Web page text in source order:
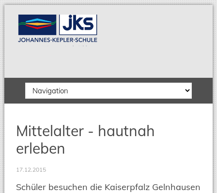
Zielseite
Mittelalter - hautnah
erleben
17.12.2015
Schüler besuchen die Kaiserpfalz Gelnhausen